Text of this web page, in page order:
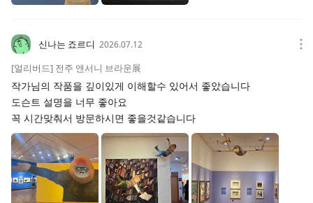
신나는 죠르디 2026.07.12
[얼리버드] 전주 앤서니 브라운展
작가님의 작품을 깊이있게 이해할수 있어서 좋았습니다
도슨트 설명을 너무 좋아요
꼭 시간맞춰서 방문하시면 좋을것같습니다